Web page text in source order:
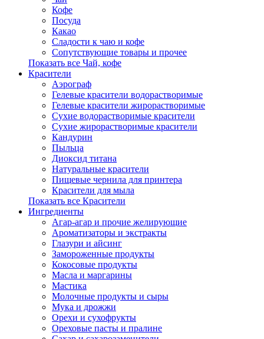
Кофе
Посуда
Какао
Сладости к чаю и кофе
Сопутствующие товары и прочее
Показать все Чай, кофе
Красители
Аэрограф
Гелевые красители водорастворимые
Гелевые красители жирорастворимые
Сухие водорастворимые красители
Сухие жирорастворимые красители
Кандурин
Пыльца
Диоксид титана
Натуральные красители
Пищевые чернила для принтера
Красители для мыла
Показать все Красители
Ингредиенты
Агар-агар и прочие желирующие
Ароматизаторы и экстракты
Глазури и айсинг
Замороженные продукты
Кокосовые продукты
Масла и маргарины
Мастика
Молочные продукты и сыры
Мука и дрожжи
Орехи и сухофрукты
Ореховые пасты и пралине